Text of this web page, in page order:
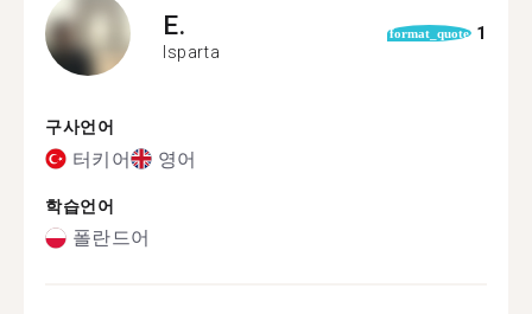
E.
Isparta
format_quote 1
구사언어
터키어 영어
학습언어
폴란드어